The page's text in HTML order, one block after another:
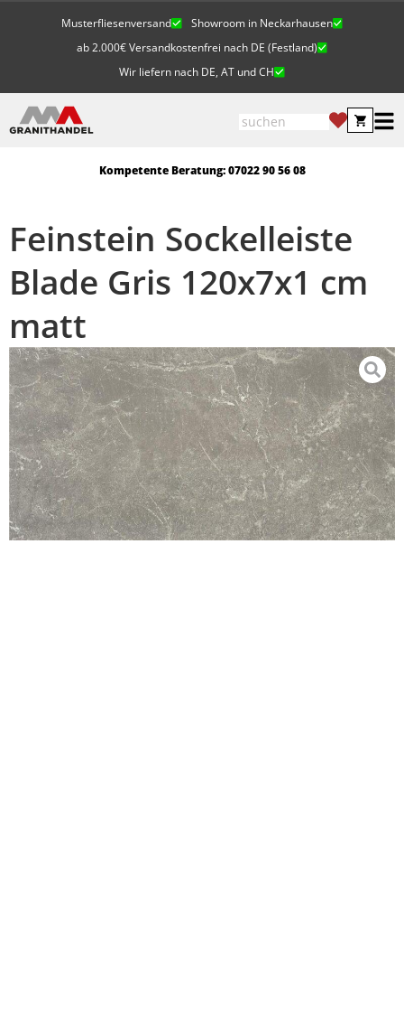
Musterfliesenversand
Showroom in Neckarhausen
ab 2.000€ Versandkostenfrei nach DE (Festland)
Wir liefern nach DE, AT und CH
Kompetente Beratung: 07022 90 56 08
Feinstein Sockelleiste
Blade Gris 120x7x1 cm
matt